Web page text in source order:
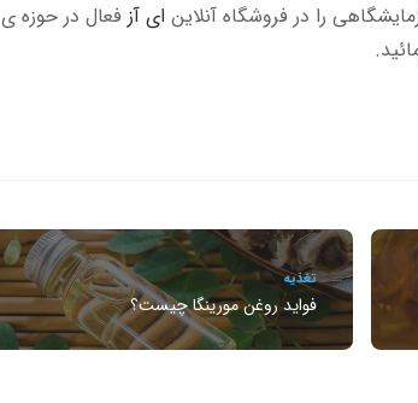
را در فروشگاه آنلاین ای آزفعال در حوزه ی
تغذیه
فواید روغن مورینگا چیست؟